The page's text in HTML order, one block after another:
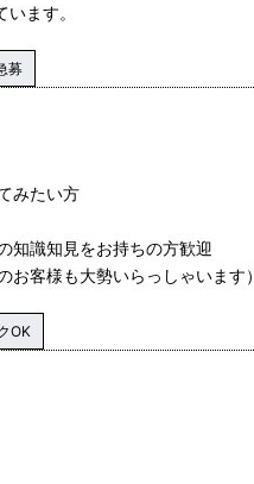
ます。
募
みたい方
知識知見をお持ちの方歓迎
客様も大勢いらっしゃいます）
OK